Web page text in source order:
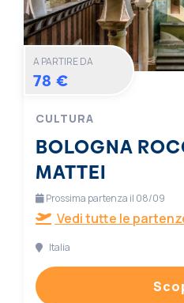
A PARTIRE DA
78 €
CULTURA
BOLOGNA
MATTEI
Prossima partenza il 08/09
Vedi tutte le
Italia